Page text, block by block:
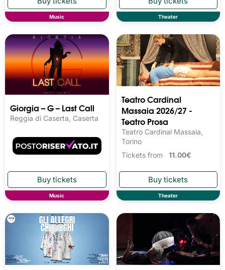
Music Theater
Giorgia – G – Last Call
Reggia di Caserta, Caserta
Music
Teatro Cardinal
Massaia 2026/27 -
Teatro Prosa
Teatro Cardinal Massaia,
Torino
Tickets from 11.00€
Theater